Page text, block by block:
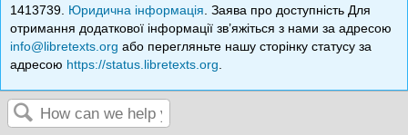
1413739. Юридична інформація . Заява про доступність Для
отримання додаткової інформації зв’яжіться з нами за адресою
info@libretexts.org або перегляньте нашу сторінку статусу за
адресою https://status.libretexts.org